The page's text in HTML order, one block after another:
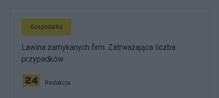
Gospodarka
Lawina zamykanych firm. Zatrważająca liczba
przypadków
Redakcja